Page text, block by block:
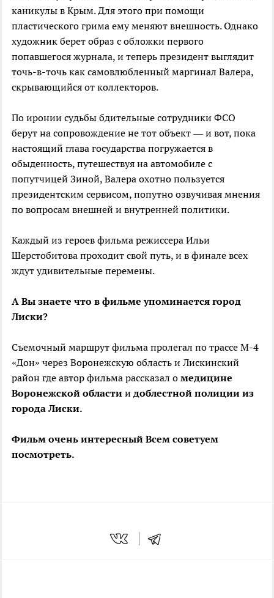
каникулы в Крым. Для этого при помощи
пластического грима ему меняют внешность. Однако
художник берет образ с обложки первого
попавшегося журнала, и теперь президент выглядит
точь-в-точь как самовлюбленный маргинал Валера,
скрывающийся от коллекторов.
По иронии судьбы бдительные сотрудники ФСО
берут на сопровождение не тот объект — и вот, пока
настоящий глава государства погружается в
обыденность, путешествуя на автомобиле с
попутчицей Зиной, Валера охотно пользуется
президентским сервисом, попутно озвучивая мнения
по вопросам внешней и внутренней политики.
Каждый из героев фильма режиссера Ильи
Шерстобитова проходит свой путь, и в финале всех
ждут удивительные перемены.
А Вы знаете что в фильме упоминается город
Лиски?
Съемочный маршрут фильма пролегал по трассе М-4
«Дон» через Воронежскую область и Лискинский
район где автор фильма рассказал о медицине
Воронежской области и доблестной полиции из
города Лиски.
Фильм очень интересный Всем советуем
посмотреть.